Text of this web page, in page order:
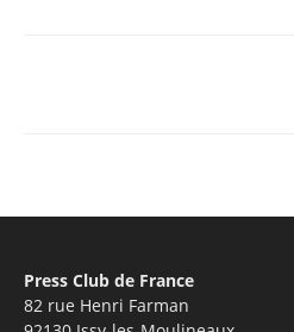
Press Club de France
82 rue Henri Farman